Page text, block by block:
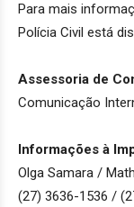
Para mais
Polícia Civil está
Assessoria de
Comunicação
Informações à
Olga Samara /
(27) 3636-1536 /